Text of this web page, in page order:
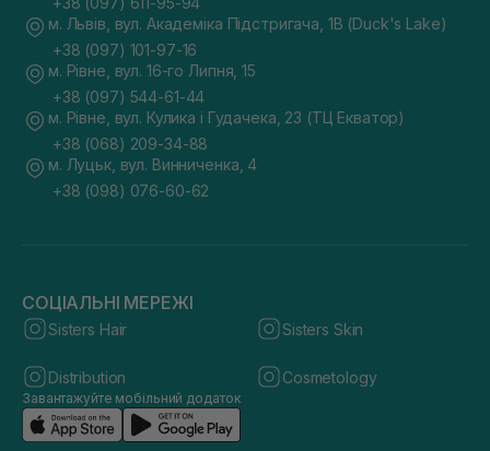
м. Львів, вул. Академіка Підстригача, 1В (Duck's Lake)
+38 (097) 101-97-16
м. Рівне, вул. 16-го Липня, 15
+38 (097) 544-61-44
м. Рівне, вул. Кулика і Гудачека, 23 (ТЦ Екватор)
+38 (068) 209-34-88
м. Луцьк, вул. Винниченка, 4
+38 (098) 076-60-62
СОЦІАЛЬНІ МЕРЕЖІ
Sisters Hair Sisters Skin
Distribution Cosmetology
Завантажуйте мобільний додаток